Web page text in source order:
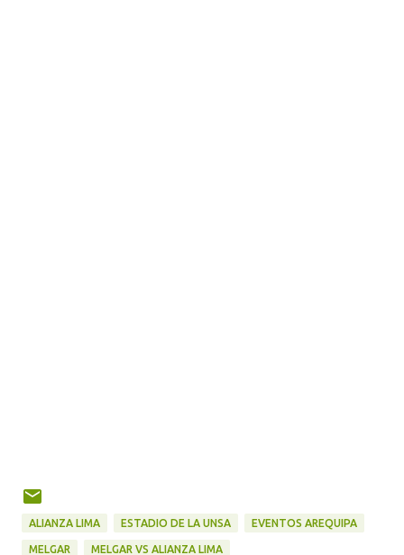
ALIANZA LIMA ESTADIO DE LA UNSA EVENTOS AREQUIPA
MELGAR MELGAR VS ALIANZA LIMA